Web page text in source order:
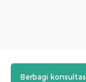
Berbagi